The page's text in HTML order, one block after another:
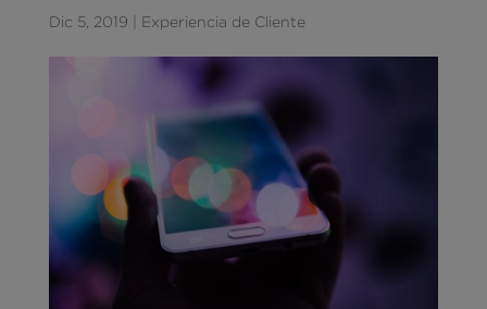
Dic 5, 2019 Experiencia de Cliente